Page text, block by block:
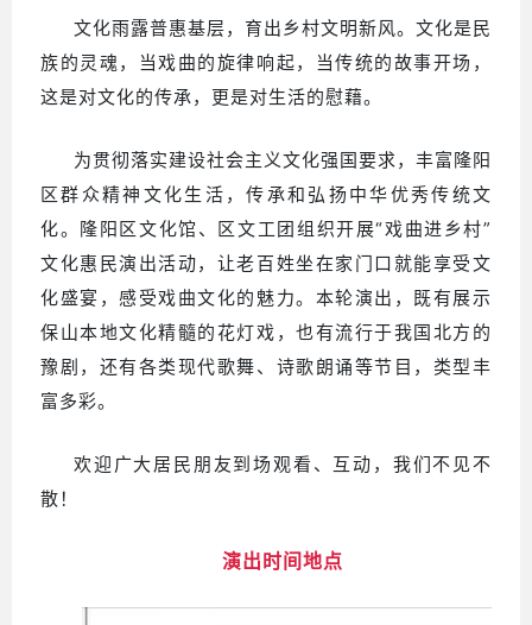
文化雨露普惠基层，育出乡村文明新风。文化是民
族的灵魂，当戏曲的旋律响起，当传统的故事开场，
这是对文化的传承，更是对生活的慰藉。
为贯彻落实建设社会主义文化强国要求，丰富隆阳
区群众精神文化生活，传承和弘扬中华优秀传统文
化。隆阳区文化馆、区文工团组织开展“戏曲进乡村”
文化惠民演出活动，让老百姓坐在家门口就能享受文
化盛宴，感受戏曲文化的魅力。本轮演出，既有展示
保山本地文化精髓的花灯戏，也有流行于我国北方的
豫剧，还有各类现代歌舞、诗歌朗诵等节目，类型丰
富多彩。
欢迎广大居民朋友到场观看、互动，我们不见不
散！
演出时间地点